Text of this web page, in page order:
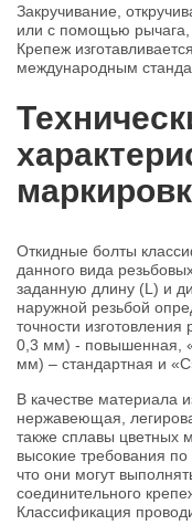
Закручивание,
или с помощью рычага,
Крепеж
международным
Откидные болты
данного вида
заданную длину (L) и
наружной резьбой
точности
0,3 мм) - повышенная,
мм) – стандартная и
В качестве материала
нержавеющая,
также сплавы цветных
высокие требования по
что они могут
соединительного
Классификация